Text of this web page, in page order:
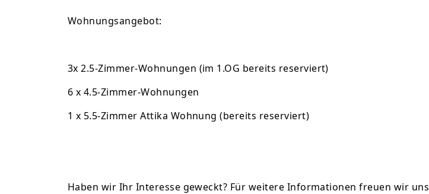
Wohnungsangebot:
3x 2.5-Zimmer-Wohnungen (im 1.OG bereits reserviert)
6 x 4.5-Zimmer-Wohnungen
1 x 5.5-Zimmer Attika Wohnung (bereits reserviert)
Haben wir Ihr Interesse geweckt? Für weitere Informationen freuen wir uns